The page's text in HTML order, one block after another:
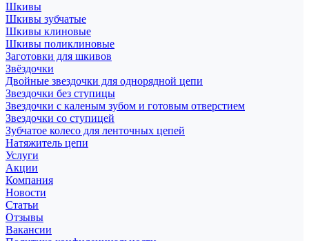
Шкивы
Шкивы зубчатые
Шкивы клиновые
Шкивы поликлиновые
Заготовки для шкивов
Звёздочки
Двойные звездочки для однорядной цепи
Звездочки без ступицы
Звездочки с каленым зубом и готовым отверстием
Звездочки со ступицей
Зубчатое колесо для ленточных цепей
Натяжитель цепи
Услуги
Акции
Компания
Новости
Статьи
Отзывы
Вакансии